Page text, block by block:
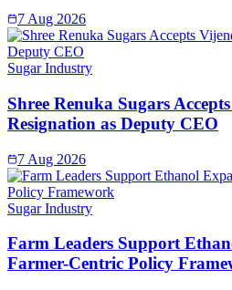
7 Aug 2026
Sugar Industry
Shree Renuka Sugars
Resignation as Deputy CEO
7 Aug 2026
Sugar Industry
Farm Leaders Support
Farmer-Centric Policy